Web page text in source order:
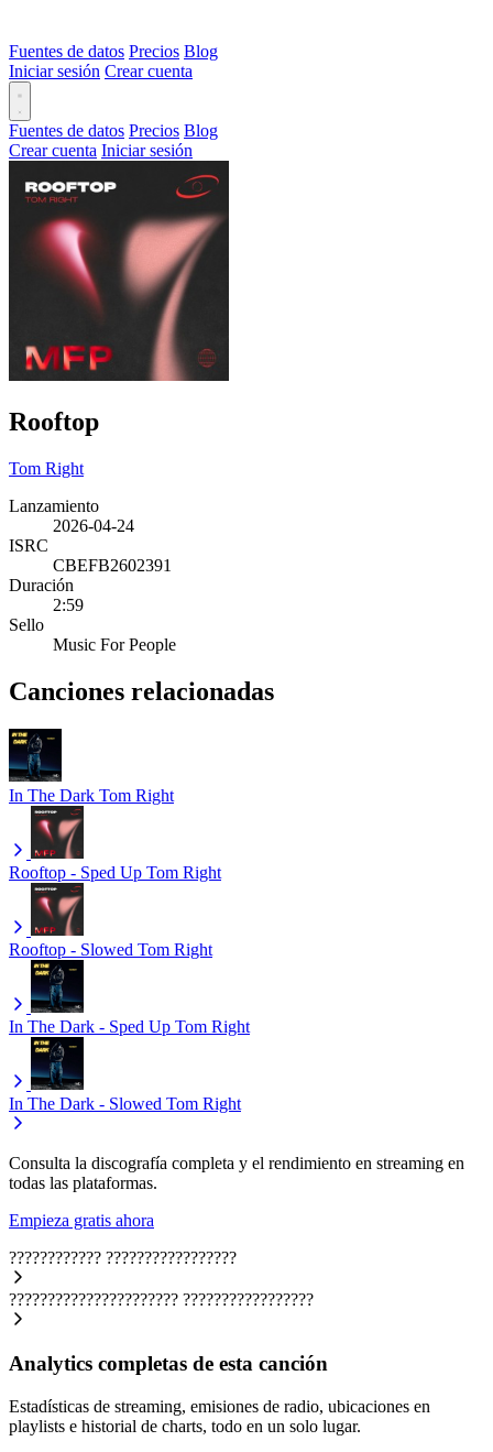
Fuentes de datos Precios Blog
Iniciar sesión Crear cuenta
Fuentes de datos Precios Blog
Crear cuenta Iniciar sesión
Rooftop
Tom Right
Lanzamiento
2026-04-24
ISRC
CBEFB2602391
Duración
2:59
Sello
Music For People
Canciones relacionadas
In The Dark Tom Right
Rooftop - Sped Up Tom Right
Rooftop - Slowed Tom Right
In The Dark - Sped Up Tom Right
In The Dark - Slowed Tom Right
Consulta la discografía completa y el rendimiento en streaming en
todas las plataformas.
Empieza gratis ahora
???????????? ?????????????????
?????????????????????? ?????????????????
Analytics completas de esta canción
Estadísticas de streaming, emisiones de radio, ubicaciones en
playlists e historial de charts, todo en un solo lugar.